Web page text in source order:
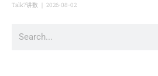
Talk7讲数 2026-08-02